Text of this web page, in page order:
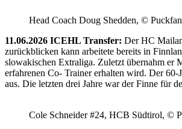
Head Coach Doug Shedden, ©
11.06.2026 ICEHL Transfer: Der HC
zurückblicken kann arbeitete bereits in
slowakischen Extraliga. Zuletzt übernahm er
erfahrenen Co- Trainer erhalten wird. Der
aus. Die letzten drei Jahre war der Finne für
Cole Schneider #24, HCB Südtirol, ©